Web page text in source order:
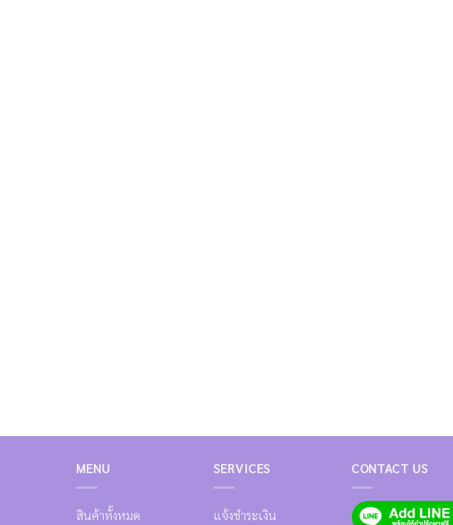
MENU
สินค้าทั้งหมด
SERVICES
แจ้งชำระเงิน
CONTACT US